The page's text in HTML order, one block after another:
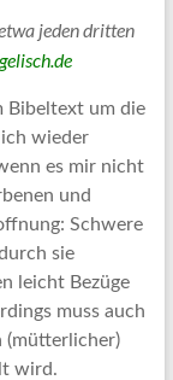
jeden dritten
Bibeltext um die
ich wieder
es mir nicht
und
Schwere
sie
leicht Bezüge
muss auch
(mütterlicher)
wird.